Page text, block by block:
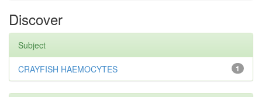
Discover
Subject
1
CRAYFISH HAEMOCYTES